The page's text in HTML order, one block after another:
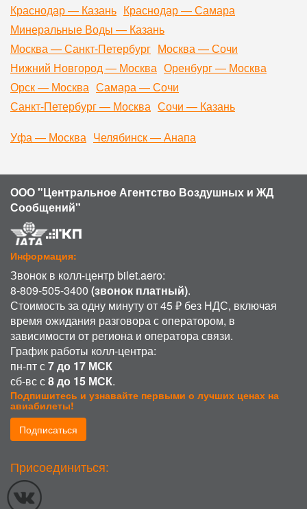
Краснодар — Казань Краснодар — Самара
Минеральные Воды — Казань
Москва — Санкт-Петербург Москва — Сочи
Нижний Новгород — Москва Оренбург — Москва
Орск — Москва Самара — Сочи
Санкт-Петербург — Москва Сочи — Казань
Уфа — Москва Челябинск — Анапа
ООО "Центральное Агентство Воздушных и ЖД
Сообщений"
Информация:
Звонок в колл-центр bilet.aero:
8-809-505-3400 (звонок платный).
Стоимость за одну минуту от 45 ₽ без НДС, включая
время ожидания разговора с оператором, в
зависимости от региона и оператора связи.
График работы колл-центра:
пн-пт с7 до 17 МСК
сб-вс с8 до 15 МСК.
Подпишитесь и узнавайте первыми о лучших ценах на
авиабилеты!
Подписаться
Присоединиться:ИСПОЛЬЗОВАНИЕ COOKIE
Продолжая использовать наш сайт, вы даете согласие на обработку
файлов cookie, пользовательских данных (сведения о местоположении;
тип и версия ОС; тип и версия Браузера; тип устройства и разрешение